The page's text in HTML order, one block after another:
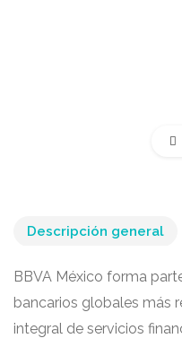
Descripción general
BBVA México forma
bancarios globales más
integral de servicios